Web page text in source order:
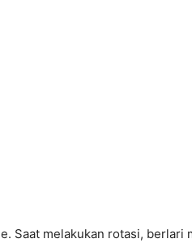
Saat melakukan rotasi, berlari